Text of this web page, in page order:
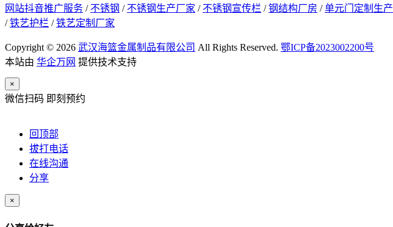
网站抖音推广服务 / 不锈钢 / 不锈钢生产厂家 / 不锈钢宣传栏 /钢结构厂房 /单元门定制生产
/铁艺护栏 /铁艺定制厂家
Copyright © 2026 武汉海篮金属制品有限公司 All Rights Reserved. 鄂ICP备2023002200号
本站由 华企万网 提供技术支持
×
微信扫码 即刻预约
回顶部
拔打电话
在线沟通
分享
×